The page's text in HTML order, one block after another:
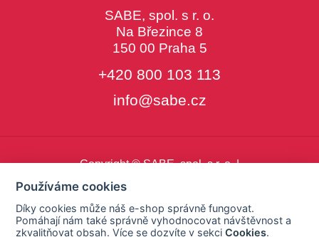
SABE, spol. s r. o.
Na Březince 8
150 00 Praha 5
+420 800 103 113
info@sabe.cz
Copyright © SABE, spol. s r. o. |
Používáme cookies
Díky cookies může náš e-shop správně fungovat.
Pomáhají nám také správně vyhodnocovat návštěvnost a
zkvalitňovat obsah. Více se dozvíte v sekciCookies.